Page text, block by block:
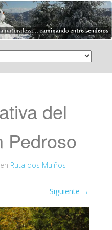
del
Pedroso
en Ruta dos Muiños
Siguiente →